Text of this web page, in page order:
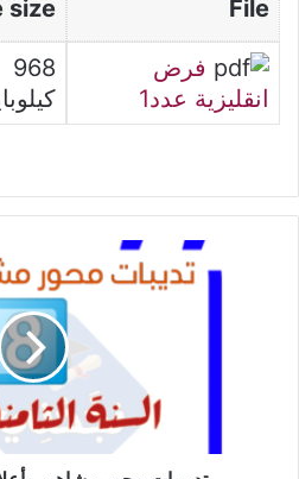
File
size
فرض
انقليزية عدد1
968